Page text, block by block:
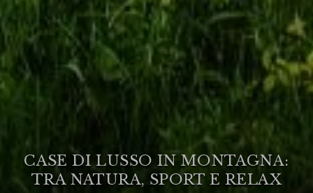
CASE DI LUSSO IN MONTAGNA:
TRA NATURA, SPORT E RELAX